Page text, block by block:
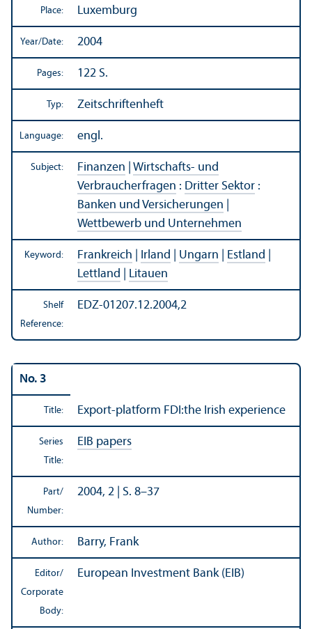
Place: Luxemburg
Year/Date: 2004
Pages: 122 S.
Typ: Zeitschriftenheft
Language: engl.
Subject: Finanzen
Wirtschafts- und
Verbraucherfragen : Dritter Sektor :
Banken und Versicherungen
Wettbewerb und Unternehmen
Keyword: Frankreich Irland Ungarn Estland
Lettland
Litauen
Shelf
Reference:
EDZ-01207.12.2004,2
No. 3
Title: Export-platform FDI:the Irish experience
Series
Title:
EIB papers
Part/
Number:
2004, 2 | S. 8–37
Author: Barry, Frank
Editor/
Corporate
Body:
European Investment Bank (EIB)